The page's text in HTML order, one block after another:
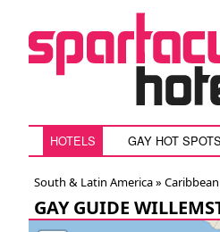
HOTELS GAY HOT SPOTS
South & Latin America »
GAY GUIDE